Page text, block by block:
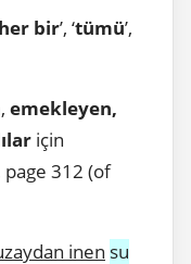
her bir’, ‘tümü’,
, emekleyen,
için
page 312 (of
inen su